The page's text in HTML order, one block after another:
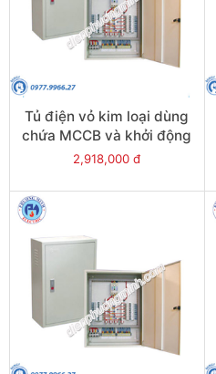
Tủ điện vỏ kim loại dùng
chứa MCCB và khởi động
từ - Model CKE10+6
2,918,000 đ